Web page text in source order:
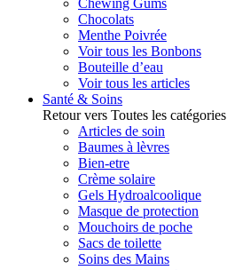
Chewing Gums
Chocolats
Menthe Poivrée
Voir tous les Bonbons
Bouteille d’eau
Voir tous les articles
Santé & Soins
Retour vers Toutes les catégories
Articles de soin
Baumes à lèvres
Bien-etre
Crème solaire
Gels Hydroalcoolique
Masque de protection
Mouchoirs de poche
Sacs de toilette
Soins des Mains